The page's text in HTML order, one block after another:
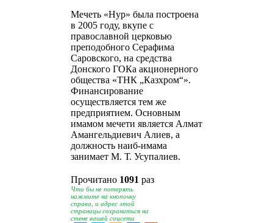
Мечеть «Нур» была построена
в 2005 году, вкупе с
православной церковью
преподобного Серафима
Саровского, на средства
Донского ГОКа акционерного
общества «ТНК „Казхром“».
Финансирование
осуществляется тем же
предприятием. Основным
имамом мечети является Алмат
Амангельдиевич Алиев, а
должность наиб-имама
занимает М. Т. Усупалиев.
Прочитано 1091 раз
Что бы не потерять
нажмите на кнопочку
справа, и адрес этой
страницы сохраниться на
стене вашей соцсети